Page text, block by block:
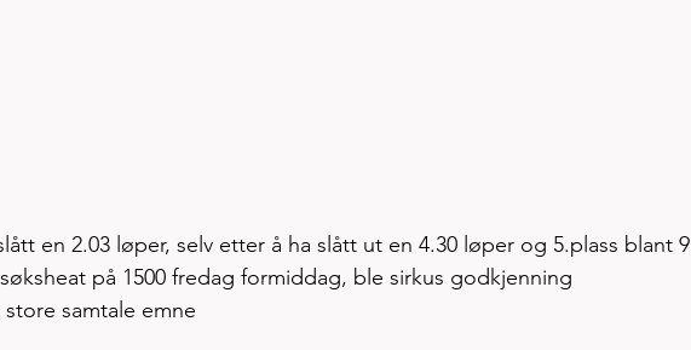
en 2.03 løper, selv etter å ha slått ut en 4.30 løper og 5.plass blant 9
på 1500 fredag formiddag, ble sirkus godkjenning
samtale emne